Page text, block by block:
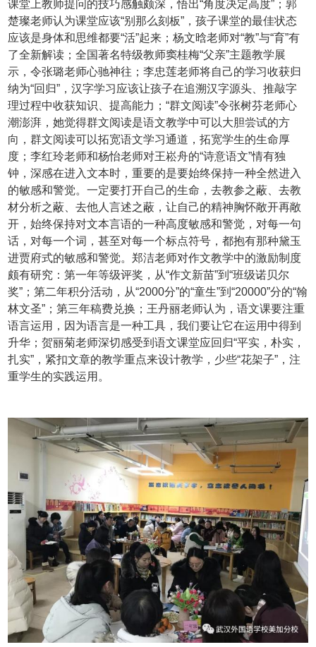
课堂上教师提问的技巧感触颇深，悟出“角度决定高度”；郭
楚璨老师认为课堂应该“别那么刻板”，孩子课堂的最佳状态
应该是身体和思维都要“活”起来；杨文晗老师对“教”与“育”有
了全新解读；全国著名特级教师窦桂梅“父亲”主题教学展
示，令张璐老师心驰神往；李忠莲老师将自己的学习收获归
纳为“回归”，汉字学习应该让孩子在追溯汉字源头、推敲字
理过程中收获知识、提高能力；“群文阅读”令张树芬老师心
潮澎湃，她觉得群文阅读是语文教学中可以大胆尝试的方
向，群文阅读可以拓宽语文学习通道，拓宽学生的生命厚
度；李红玲老师和杨怡老师对王崧舟的“诗意语文”情有独
钟，深感在进入文本时，重要的是要始终保持一种全然进入
的敏感和警觉。一定要打开自己的生命，去教参之蔽、去教
材分析之蔽、去他人言述之蔽，让自己的精神胸怀敞开再敞
开，始终保持对文本言语的一种高度敏感和警觉，对每一句
话，对每一个词，甚至对每一个标点符号，都抱有那种黛玉
进贾府式的敏感和警觉。郑洁老师对作文教学中的激励制度
颇有研究：第一年等级评奖，从“作文新苗”到“班级诺贝尔
奖”；第二年积分活动，从“2000分”的“童生”到“20000”分的“翰
林文圣”；第三年稿费兑换；王丹丽老师认为，语文课要注重
语言运用，因为语言是一种工具，我们要让它在运用中得到
升华；贺丽菊老师深切感受到语文课堂应回归“平实，朴实，
扎实”，紧扣文章的教学重点来设计教学，少些“花架子”，注
重学生的实践运用。